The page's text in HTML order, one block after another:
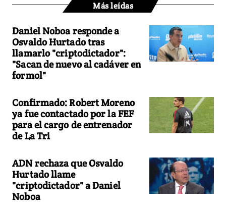
Más leídas
Daniel Noboa responde a
Osvaldo Hurtado tras
llamarlo "criptodictador":
"Sacan de nuevo al cadáver en
formol"
Confirmado: Robert Moreno
ya fue contactado por la FEF
para el cargo de entrenador
de La Tri
ADN rechaza que Osvaldo
Hurtado llame
"criptodictador" a Daniel
Noboa